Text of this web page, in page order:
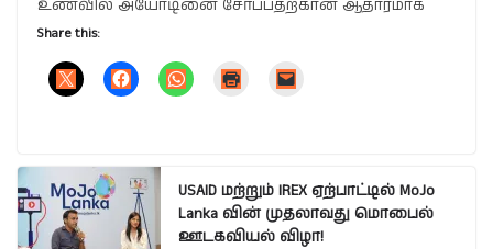
உணவில் அயோடினை சேர்ப்பதற்கான ஆதாரமாக
Share this:
USAID மற்றும் IREX ஏற்பாட்டில் MoJo
Lanka வின் முதலாவது மொபைல்
ஊடகவியல் விழா!